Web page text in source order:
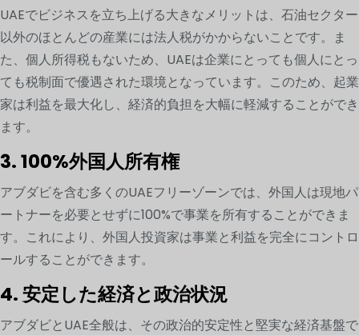
UAEでビジネスを立ち上げる大きなメリットは、石油セクター
以外のほとんどの産業には法人税がかからないことです。ま
た、個人所得税もないため、UAEは企業にとっても個人にとっ
ても税制面で優遇された環境となっています。このため、起業
家は利益を最大化し、経済的負担を大幅に軽減することができ
ます。
3. 100%外国人所有権
アブダビを含む多くのUAEフリーゾーンでは、外国人は現地パ
ートナーを必要とせずに100%で事業を所有することができま
す。これにより、外国人投資家は事業と利益を完全にコントロ
ールすることができます。
4. 安定した経済と政治状況
アブダビとUAE全般は、その政治的安定性と堅実な経済基盤で